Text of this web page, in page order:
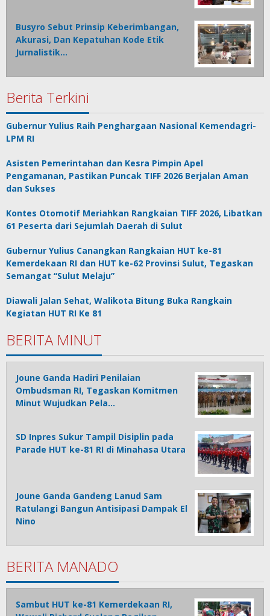
Busyro Sebut Prinsip Keberimbangan,
Akurasi, Dan Kepatuhan Kode Etik
Jurnalistik…
Berita Terkini
Gubernur Yulius Raih Penghargaan Nasional Kemendagri-
LPM RI
Asisten Pemerintahan dan Kesra Pimpin Apel
Pengamanan, Pastikan Puncak TIFF 2026 Berjalan Aman
dan Sukses
Kontes Otomotif Meriahkan Rangkaian TIFF 2026, Libatkan
61 Peserta dari Sejumlah Daerah di Sulut
Gubernur Yulius Canangkan Rangkaian HUT ke-81
Kemerdekaan RI dan HUT ke-62 Provinsi Sulut, Tegaskan
Semangat “Sulut Melaju”
Diawali Jalan Sehat, Walikota Bitung Buka Rangkain
Kegiatan HUT RI Ke 81
BERITA MINUT
Joune Ganda Hadiri Penilaian
Ombudsman RI, Tegaskan Komitmen
Minut Wujudkan Pela…
SD Inpres Sukur Tampil Disiplin pada
Parade HUT ke-81 RI di Minahasa Utara
Joune Ganda Gandeng Lanud Sam
Ratulangi Bangun Antisipasi Dampak El
Nino
BERITA MANADO
Sambut HUT ke-81 Kemerdekaan RI,